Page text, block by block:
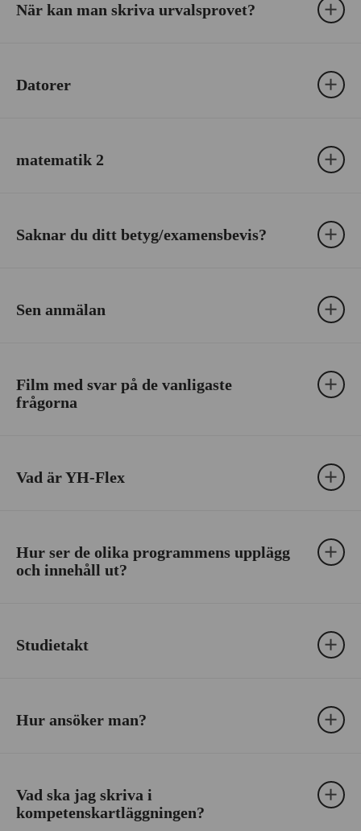
När kan man skriva urvalsprovet?
Datorer
matematik 2
Saknar du ditt betyg/examensbevis?
Sen anmälan
Film med svar på de vanligaste
frågorna
Vad är YH-Flex
Hur ser de olika programmens upplägg
och innehåll ut?
Studietakt
Hur ansöker man?
Vad ska jag skriva i
kompetenskartläggningen?